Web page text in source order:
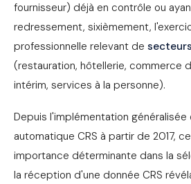
fournisseur) déjà en contrôle ou
redressement, sixièmement,
professionnelle relevant de
(restauration, hôtellerie, commerce
intérim, services à la personne).
Depuis l'implémentation généralisée
automatique CRS à partir de 2017,
importance déterminante dans la
la réception d'une donnée CRS